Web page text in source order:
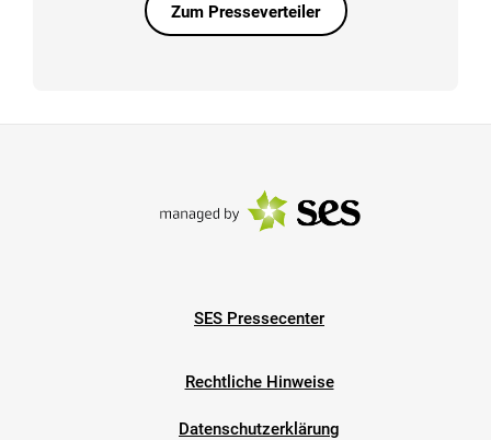
Zum Presseverteiler
SES Pressecenter
Rechtliche Hinweise
Datenschutzerklärung